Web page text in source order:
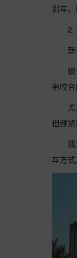
刹车，
2.
密咬
但频
车方式